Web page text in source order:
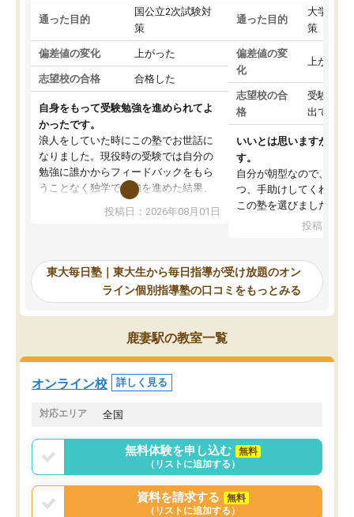
通った目的
国公立2次試験対
策
偏差値の変化 上がった
志望校の合格 合格した
自身をもって受験勉強を進められてよ
かったです。
浪人をしていた時にこの塾でお世話に
なりました。現役時の受験では自分の
勉強に誰かからフィードバックをもら
うことなく独学で勉強を進めた結果、
入試本番に地歴の学習が間に合わず不
合格となってしまいました。その経験
東大毎日塾にたどり着きました。学習
の長期計画や日々の勉強のやり方につ
いて客観的なアドバイスをいただけた
ので、自信をもって受験勉強を進める
ことができました。自分のように勉強
のやり方や進捗管理で苦労している方
には特におすすめしたい塾です。
投稿日：2026年08月01日
通った目的
大学入学
策
偏差値の変
化
上がった
志望校の合
格
受験して
出ていな
いいとは思いますが、料
す。
自分が朝型なので、自習
つ、手助けしてくれる設
この塾を選びました。
投稿日：
東大毎日塾｜東大生から毎日指導が受け放題のオン
ライン個別指導塾の口コミをもっとみる
鹿妻駅の教室一覧
オンライン校 詳しく見る
対応エリア 全国
無料体験を申し込む
無料
（リストに追加する）
資料を請求する
無料
（リストに追加する）